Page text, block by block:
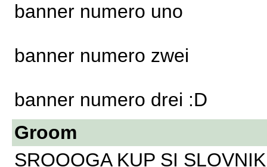
banner numero uno
banner numero zwei
banner numero drei :D
Groom
SROOOGA KUP SI